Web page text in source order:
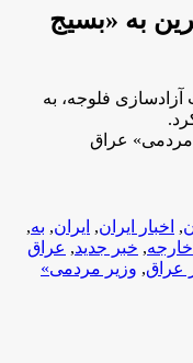
به «بسیج
آزادسازی فلوجه، به
مردمی» عراق
, اخبار ایران, ایران, به,
خارجه, خبر جدید, عراق
عراق, وزیر مردمی»